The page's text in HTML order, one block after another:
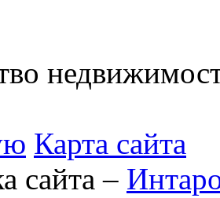
Карта сайта
сайта –